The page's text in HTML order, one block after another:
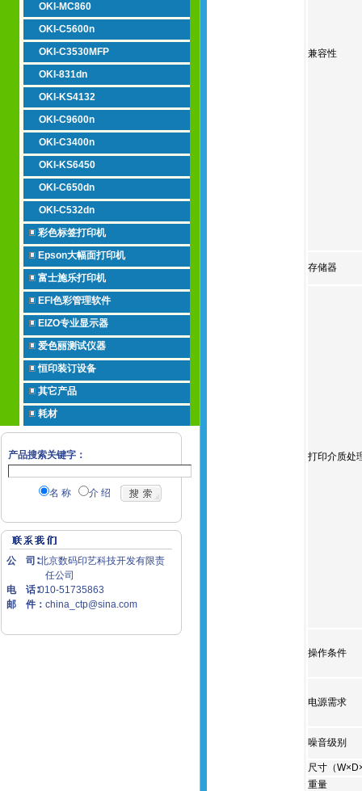
OKI-MC860
OKI-C5600n
OKI-C3530MFP
OKI-831dn
OKI-KS4132
OKI-C9600n
OKI-C3400n
OKI-KS6450
OKI-C650dn
OKI-C532dn
彩色标签打印机
Epson大幅面打印机
富士施乐打印机
EFI色彩管理软件
EIZO专业显示器
爱色丽测试仪器
恒印装订设备
其它产品
耗材
产品搜索关键字：
名 称 介 绍
公 司∶北京数码印艺科技开发有限责
任公司
电 话∶010-51735863
邮 件： china_ctp@sina.com
兼容性
存储器
打印介质处
操作条件
电源需求
噪音级别
尺寸（
重量